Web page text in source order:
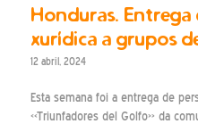
Honduras. Entrega
xurídica a grupos
12 abril, 2024
Esta semana foi a entrega de
«Triunfadores del Golfo» da